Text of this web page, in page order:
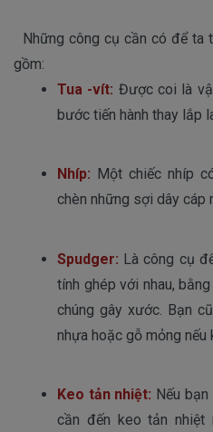
Những công cụ cần có để ta
gồm:
Tua -vít: Được coi là
bước tiến hành thay lắp
Nhíp: Một chiếc nhíp
chèn những sợi dây cáp
Spudger: Là công cụ
tính ghép với nhau,
chúng gây xước. Bạn
nhựa hoặc gỗ mỏng nếu
Keo tản nhiệt: Nếu
cần đến keo tản nhiệt